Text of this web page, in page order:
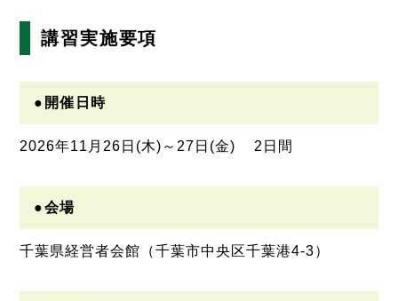
講習実施要項
●開催日時
2026年11月26日(木)～27日(金) 2日間
●会場
千葉県経営者会館（千葉市中央区千葉港4-3）